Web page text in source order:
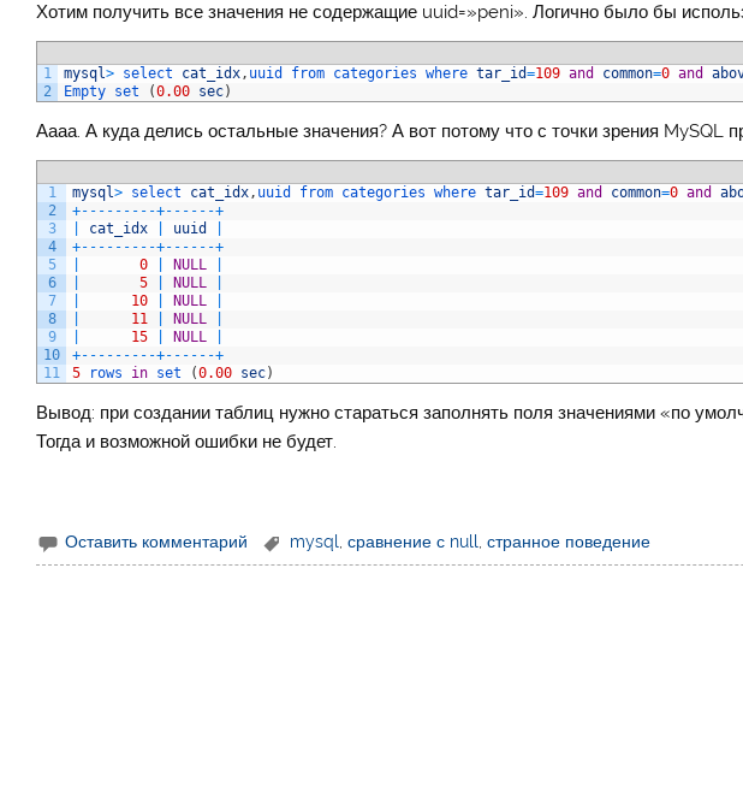
Хотим получить все значения не содержащие uuid=»peni». Логично было бы
1
2
mysql> select cat_idx, uuid from categories where tar_id=109 and common=0 and
Empty set (0.00 sec)
Аааа. А куда делись остальные значения? А вот потому что с точки зрения MySQL
1
2
3
4
5
6
7
8
9
10
11
mysql> select cat_idx, uuid from categories where tar_id=109 and common=0 and
+-- -- -- -- -+-- -- --+
cat_idx uuid
+-- -- -- -- -+-- -- --+
0 NULL
5 NULL
10 NULL
11 NULL
15 NULL
+-- -- -- -- -+-- -- --+
5
rows in set (0.00 sec)
Вывод: при создании таблиц нужно стараться заполнять поля значениями «по
Тогда и возможной ошибки не будет.
Оставить комментарий mysql ,сравнение с null ,странное поведение